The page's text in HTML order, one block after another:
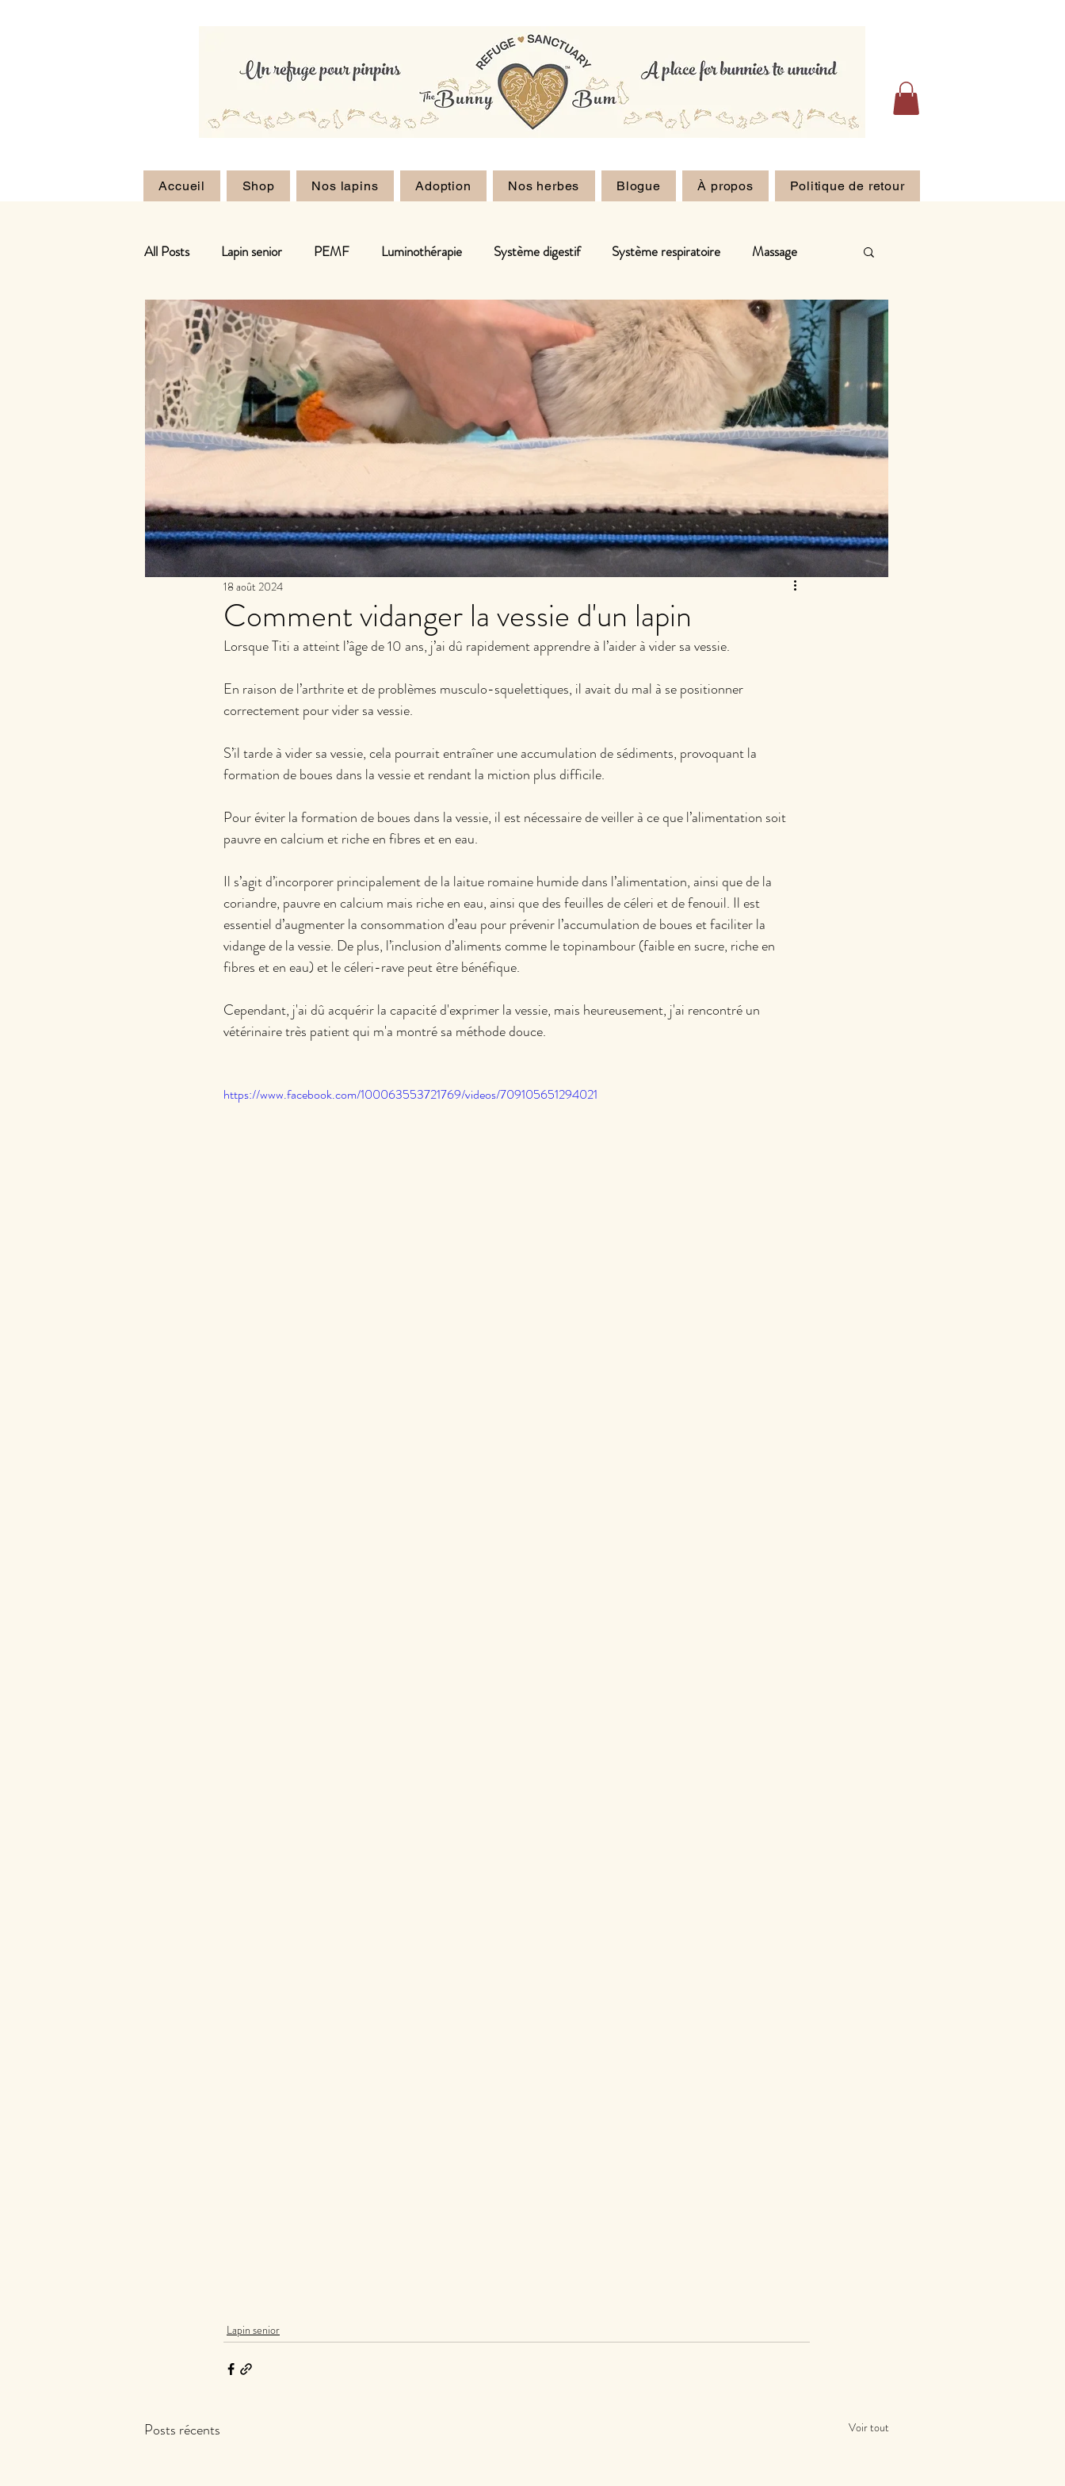
Accueil Shop Nos lapins Adoption Nos herbes Blogue À propos Politique de retour
All Posts Lapin senior PEMF Luminothérapie Système digestif Système respiratoire Massage
Herbes Foin Acupuncture Ostéopathie Système immunitaire
Comment vidanger la vessie d'un lapin
18 août 2024
Lorsque Titi a atteint l’âge de 10 ans, j’ai dû rapidement apprendre à l’aider à vider sa vessie.
En raison de l’arthrite et de problèmes musculo-squelettiques, il avait du mal à se positionner
correctement pour vider sa vessie.
S’il tarde à vider sa vessie, cela pourrait entraîner une accumulation de sédiments, provoquant la
formation de boues dans la vessie et rendant la miction plus difficile.
Pour éviter la formation de boues dans la vessie, il est nécessaire de veiller à ce que l’alimentation soit
pauvre en calcium et riche en fibres et en eau.
Il s’agit d’incorporer principalement de la laitue romaine humide dans l’alimentation, ainsi que de la
coriandre, pauvre en calcium mais riche en eau, ainsi que des feuilles de céleri et de fenouil. Il est
essentiel d’augmenter la consommation d’eau pour prévenir l’accumulation de boues et faciliter la
vidange de la vessie. De plus, l’inclusion d’aliments comme le topinambour (faible en sucre, riche en
fibres et en eau) et le céleri-rave peut être bénéfique.
Cependant, j'ai dû acquérir la capacité d'exprimer la vessie, mais heureusement, j'ai rencontré un
vétérinaire très patient qui m'a montré sa méthode douce.
https://www.facebook.com/100063553721769/videos/709105651294021
Lapin senior
Posts récents Voir tout